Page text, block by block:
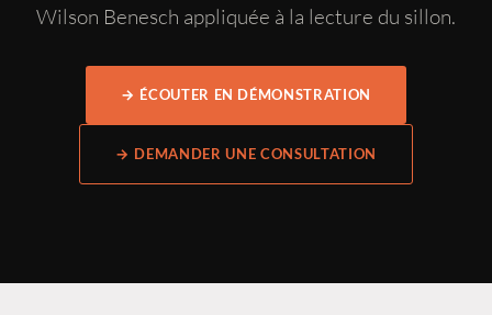
Wilson Benesch appliquée à la lecture du sillon.
→ ÉCOUTER EN DÉMONSTRATION
→ DEMANDER UNE CONSULTATION